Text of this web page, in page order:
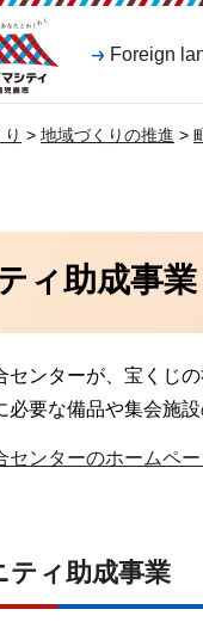
シティ
市
Foreign
> 地域づくりの推進 >
ィ助成事業
センターが、宝くじ
要な備品や集会施
ンターのホームペー
ティ助成事業